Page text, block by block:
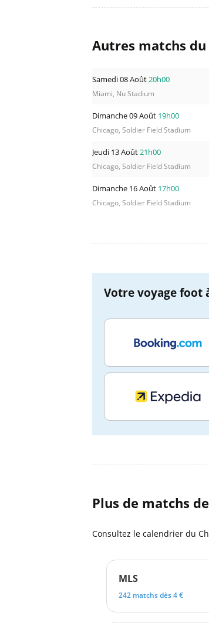
Autres matchs du
Samedi 08 Août20h00
Miami, Nu Stadium
Dimanche 09 Août 19h00
Chicago, Soldier Field Stadium
Jeudi 13 Août21h00
Chicago, Soldier Field Stadium
Dimanche 16 Août 17h00
Chicago, Soldier Field Stadium
Votre voyage foot
Plus de matchs
Consultez le calendrier du
MLS
242 matchs dès 4 €